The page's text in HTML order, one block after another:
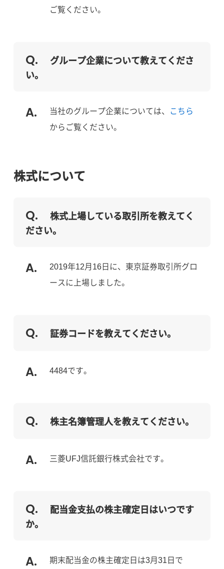
ご覧ください。
グループ企業について教えてくださ
い。
当社のグループ企業については、
こちら
からご覧ください。
株式について
株式上場している取引所を教えてく
ださい。
2019年12月16日に、東京証券取引所グロ
ースに上場しました。
証券コードを教えてください。
4484です。
株主名簿管理人を教えてください。
三菱UFJ信託銀行株式会社です。
配当金支払の株主確定日はいつです
か。
期末配当金の株主確定日は3月31日で